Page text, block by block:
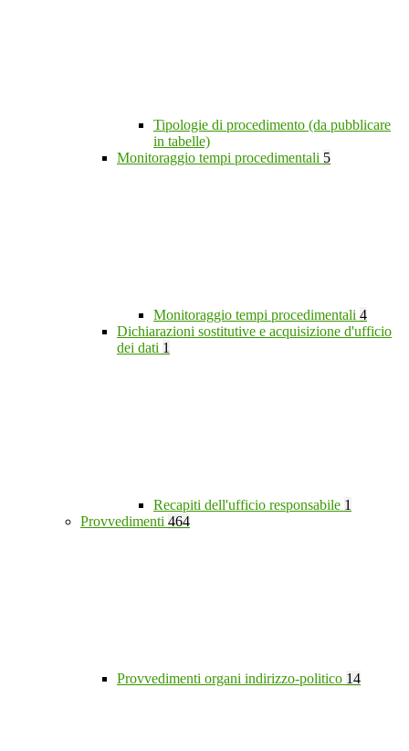
Tipologie di procedimento (da pubblicare
in tabelle)
Monitoraggio tempi procedimentali 5
Monitoraggio tempi procedimentali 4
Dichiarazioni sostitutive e acquisizione d'ufficio
dei dati 1
Recapiti dell'ufficio responsabile 1
Provvedimenti 464
Provvedimenti organi indirizzo-politico 14